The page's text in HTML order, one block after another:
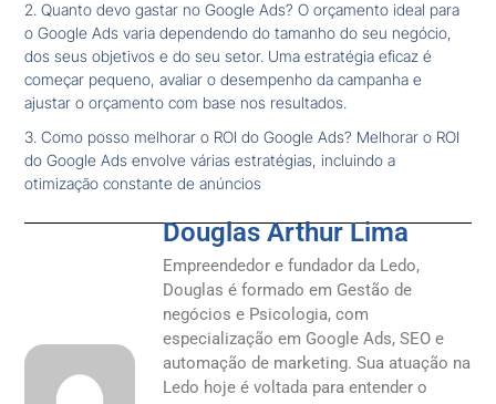
2. Quanto devo gastar no Google Ads? O orçamento ideal para
o Google Ads varia dependendo do tamanho do seu negócio,
dos seus objetivos e do seu setor. Uma estratégia eficaz é
começar pequeno, avaliar o desempenho da campanha e
ajustar o orçamento com base nos resultados.
3. Como posso melhorar o ROI do Google Ads? Melhorar o ROI
do Google Ads envolve várias estratégias, incluindo a
otimização constante de anúncios
Douglas Arthur Lima
Empreendedor e fundador da Ledo,
Douglas é formado em Gestão de
negócios e Psicologia, com
especialização em Google Ads, SEO e
automação de marketing. Sua atuação na
Ledo hoje é voltada para entender o